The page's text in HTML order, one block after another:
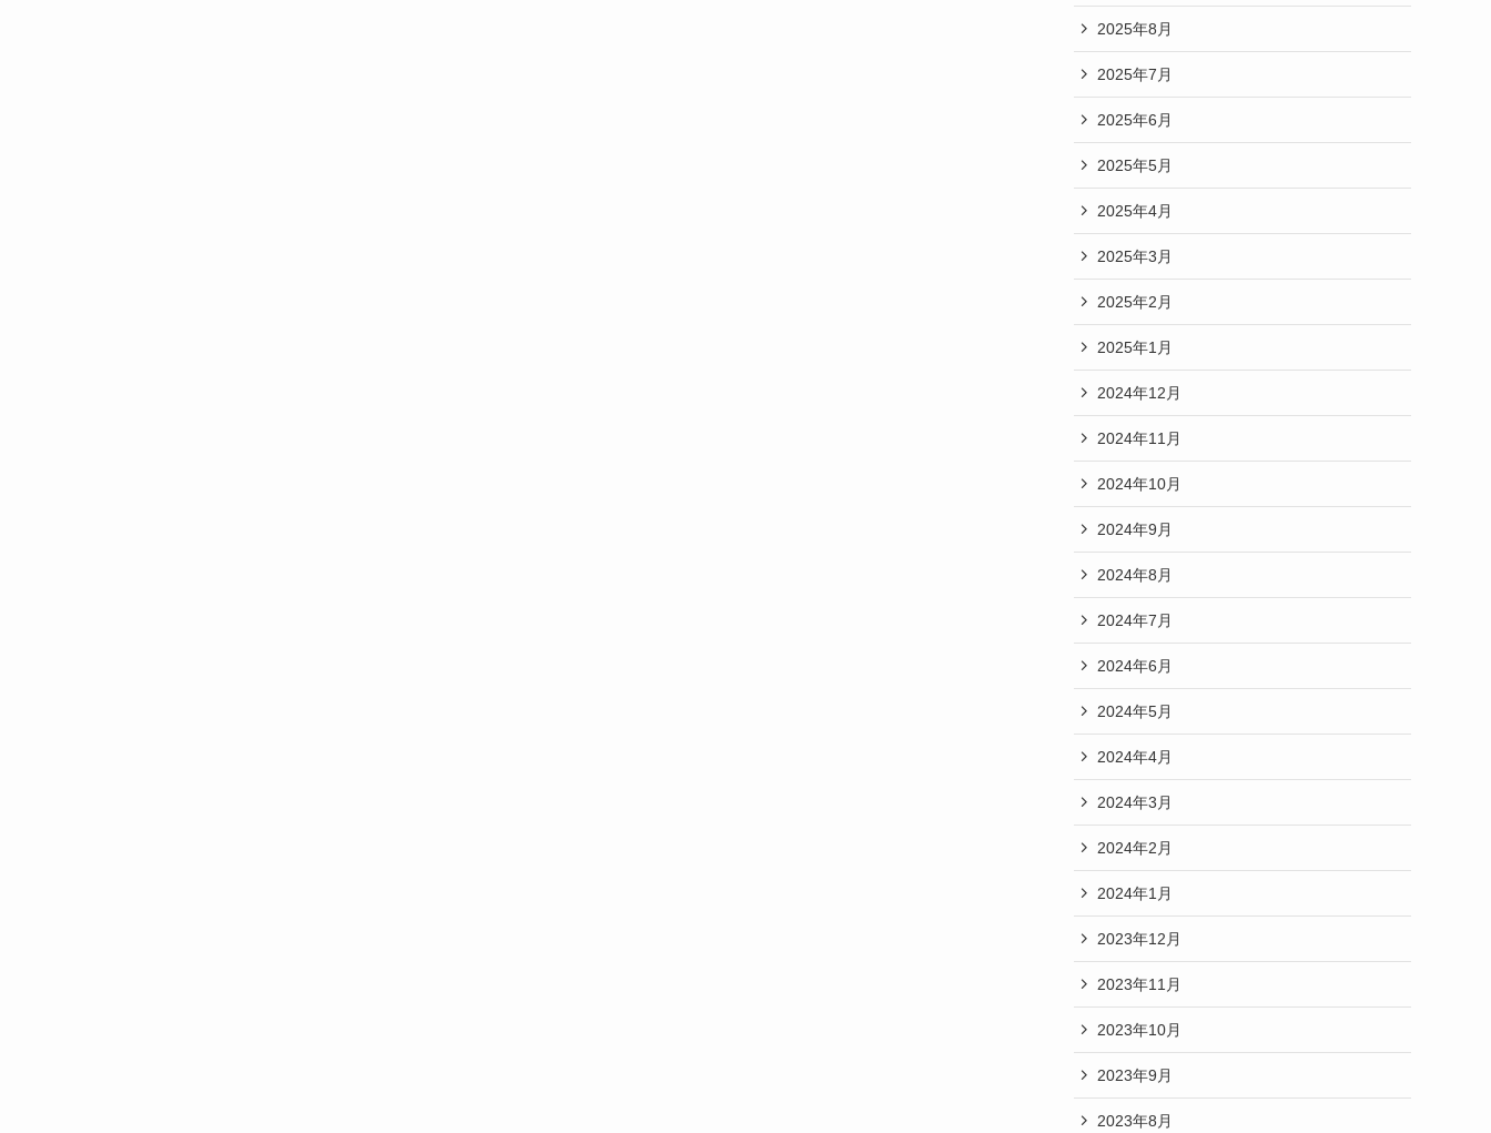
2025年8月
2025年7月
2025年6月
2025年5月
2025年4月
2025年3月
2025年2月
2025年1月
2024年12月
2024年11月
2024年10月
2024年9月
2024年8月
2024年7月
2024年6月
2024年5月
2024年4月
2024年3月
2024年2月
2024年1月
2023年12月
2023年11月
2023年10月
2023年9月
2023年8月